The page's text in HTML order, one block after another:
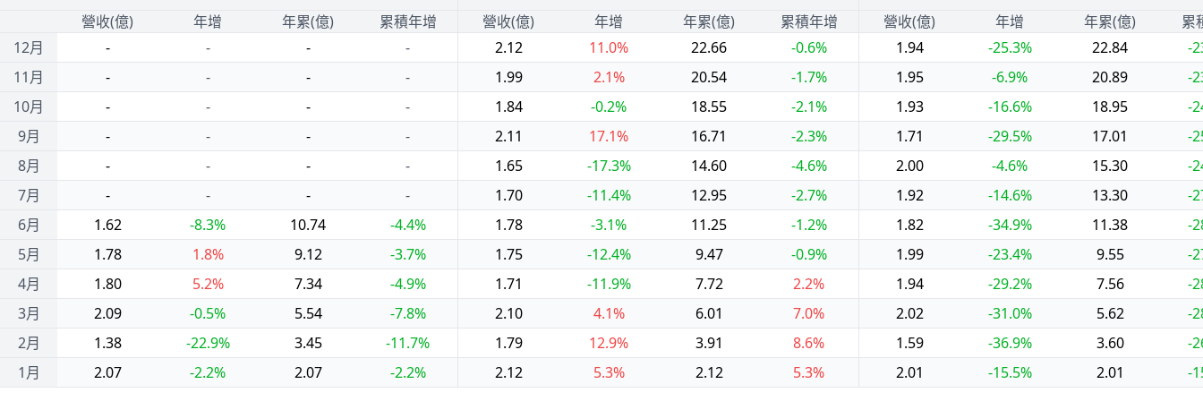
12月
11月
10月
9月
8月
7月
6月
5月
4月
3月
2月
1月
營收(億) 年增 年累(億)
累積年增
-
- -
-
-
- -
-
-
- -
-
-
- -
-
-
- -
-
-
- -
-
1.62
-8.3% 10.74
-4.4%
1.78
1.8% 9.12
-3.7%
1.80
5.2% 7.34
-4.9%
2.09
-0.5% 5.54
-7.8%
1.38
-22.9% 3.45
-11.7%
2.07
-2.2% 2.07 -2.2%
營收(億) 年增 年累(億)
累積年增
2.12
11.0% 22.66
-0.6%
1.99
2.1% 20.54
-1.7%
1.84
-0.2% 18.55
-2.1%
2.11
17.1% 16.71
-2.3%
1.65
-17.3% 14.60
-4.6%
1.70
-11.4% 12.95
-2.7%
1.78
-3.1% 11.25
-1.2%
1.75
-12.4% 9.47
-0.9%
1.71
-11.9% 7.72
2.2%
2.10
4.1% 6.01
7.0%
1.79
12.9% 3.91
8.6%
2.12
5.3% 2.12 5.3%
營收(億) 年增 年累(億)
累
1.94
-25.3% 22.84
-
1.95
-6.9% 20.89
-
1.93
-16.6% 18.95
-
1.71
-29.5% 17.01
-
2.00
-4.6% 15.30
-
1.92
-14.6% 13.30
-
1.82
-34.9% 11.38
-
1.99
-23.4% 9.55
-
1.94
-29.2% 7.56
-
2.02
-31.0% 5.62
-
1.59
-36.9% 3.60
-
2.01
-15.5% 2.01 -